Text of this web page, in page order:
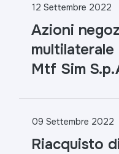
12 Settembre 2022
Azioni
Mtf Sim
09 Settembre 2022
Riacquisto